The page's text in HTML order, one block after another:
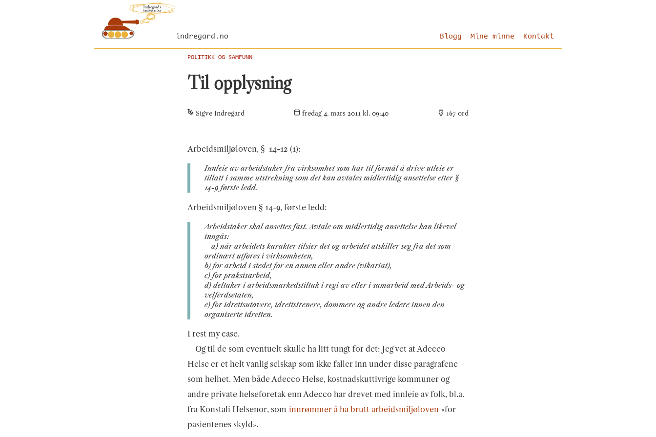
indregard.no Blogg Mine minne Kontakt
POLITIKK OG SAMFUNN
Til opplysning
Sigve Indregard fredag 4. mars 2011 kl. 09:40 167ord
Arbeidsmiljøloven, § 14-12 (1):
Innleie av arbeidstaker fra virksomhet som har til formål å drive utleie er
tillatt i samme utstrekning som det kan avtales midlertidig ansettelse etter §
14-9 første ledd.
Arbeidsmiljøloven § 14-9, første ledd:
Arbeidstaker skal ansettes fast. Avtale om midlertidig ansettelse kan likevel
inngås:
a) når arbeidets karakter tilsier det og arbeidet atskiller seg fra det som
ordinært utføres i virksomheten,
b) for arbeid i stedet for en annen eller andre (vikariat),
c) for praksisarbeid,
d) deltaker i arbeidsmarkedstiltak i regi av eller i samarbeid med Arbeids- og
velferdsetaten,
e) for idrettsutøvere, idrettstrenere, dommere og andre ledere innen den
organiserte idretten.
I rest my case.
Og til de som eventuelt skulle ha litt tungt for det: Jeg vet at Adecco
Helse er et helt vanlig selskap som ikke faller inn under disse paragrafene
som helhet. Men både Adecco Helse, kostnadskuttivrige kommuner og
andre private helseforetak enn Adecco har drevet med innleie av folk, bl.a.
fra Konstali Helsenor, som innrømmer å ha brutt arbeidsmiljøloven «for
pasientenes skyld».